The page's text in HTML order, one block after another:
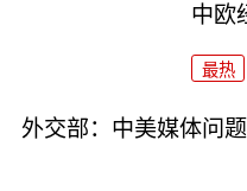
中欧
最热
外交部：中美媒体问